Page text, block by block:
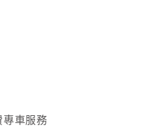
專車服務